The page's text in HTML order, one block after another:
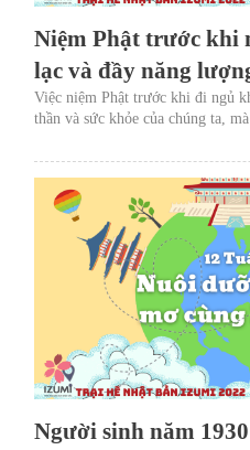
Niệm Phật trước khi
lạc và đầy năng
Việc niệm Phật trước khi đi ngủ
thần và sức khỏe của chúng ta,
Người sinh năm